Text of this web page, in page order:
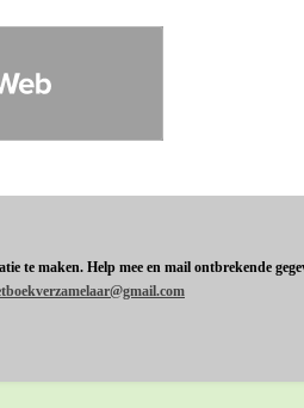
te maken. Help mee en mail ontbrekende